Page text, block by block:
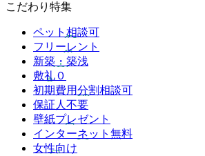
こだわり特集
ペット相談可
フリーレント
新築・築浅
敷礼０
初期費用分割相談可
保証人不要
壁紙プレゼント
インターネット無料
女性向け